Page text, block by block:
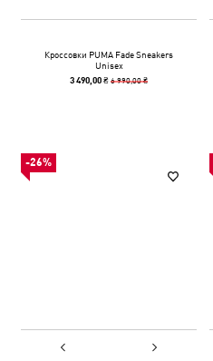
Кроссовки PUMA Fade Sneakers
Unisex
3 490,00 ₴6 990,00 ₴
-26%